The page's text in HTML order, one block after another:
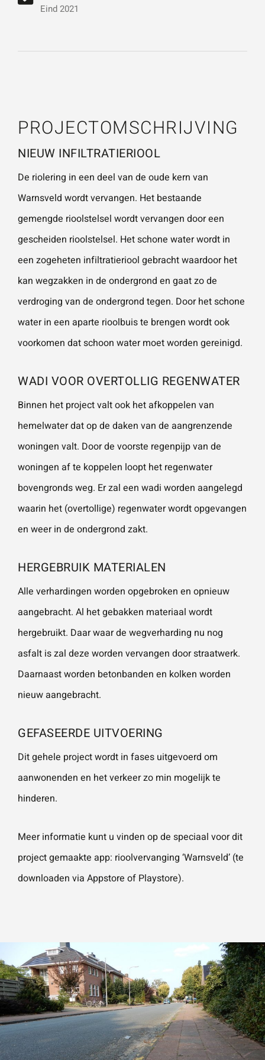
Wat is 5 + 5? *
Vraag of opmerking
Wat is 5 + 5? *
UR JE
AANVRA
Eind 2021
PROJECTOMSCHRIJVING
NIEUW INFILTRATIERIOOL
De riolering in een deel van de oude kern van
Warnsveld wordt vervangen. Het bestaande
gemengde rioolstelsel wordt vervangen door een
gescheiden rioolstelsel. Het schone water wordt in
een zogeheten infiltratieriool gebracht waardoor het
kan wegzakken in de ondergrond en gaat zo de
verdroging van de ondergrond tegen. Door het schone
water in een aparte rioolbuis te brengen wordt ook
voorkomen dat schoon water moet worden gereinigd.
WADI VOOR OVERTOLLIG REGENWATER
Binnen het project valt ook het afkoppelen van
hemelwater dat op de daken van de aangrenzende
woningen valt. Door de voorste regenpijp van de
woningen af te koppelen loopt het regenwater
bovengronds weg. Er zal een wadi worden aangelegd
waarin het (overtollige) regenwater wordt opgevangen
en weer in de ondergrond zakt.
HERGEBRUIK MATERIALEN
Alle verhardingen worden opgebroken en opnieuw
aangebracht. Al het gebakken materiaal wordt
hergebruikt. Daar waar de wegverharding nu nog
asfalt is zal deze worden vervangen door straatwerk.
Daarnaast worden betonbanden en kolken worden
nieuw aangebracht.
GEFASEERDE UITVOERING
Dit gehele project wordt in fases uitgevoerd om
aanwonenden en het verkeer zo min mogelijk te
hinderen.
Meer informatie kunt u vinden op de speciaal voor dit
project gemaakte app: rioolvervanging ‘Warnsveld’ (te
downloaden via Appstore of Playstore).